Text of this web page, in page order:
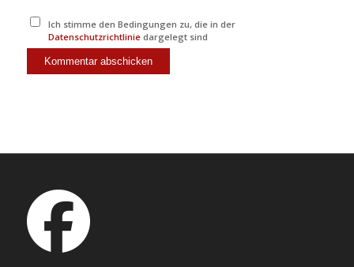
Ich stimme den Bedingungen zu, die in der
Datenschutzrichtlinie dargelegt sind